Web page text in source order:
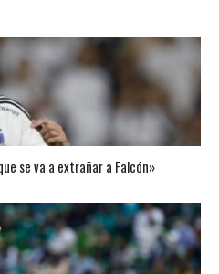
se va a extrañar a Falcón»